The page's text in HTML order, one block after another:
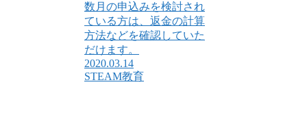
数月の申込みを検討され
ている方は、返金の計算
方法などを確認していた
だけます。
2020.03.14
STEAM教育